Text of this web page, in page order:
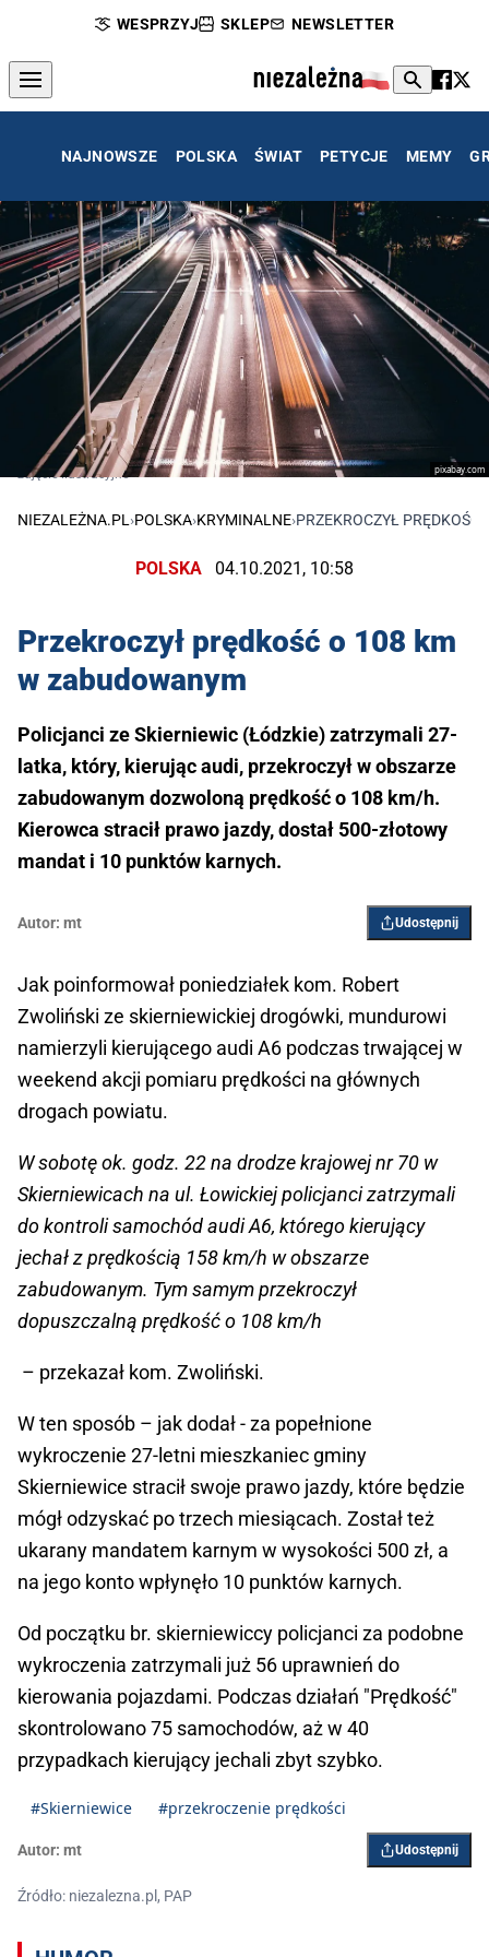
WESPRZYJ SKLEP NEWSLETTER
NAJNOWSZE POLSKA ŚWIAT PETYCJE MEMY
pixabay.com
zdjęcie ilustracyjne
NIEZALEŻNA.PL ›POLSKA›KRYMINALNE›PRZEKROCZYŁ
POLSKA 04.10.2021, 10:58
Przekroczył prędkość o 108 km
w zabudowanym
Policjanci ze Skierniewic (Łódzkie) zatrzymali 27-
latka, który, kierując audi, przekroczył w obszarze
zabudowanym dozwoloną prędkość o 108 km/h.
Kierowca stracił prawo jazdy, dostał 500-złotowy
mandat i 10 punktów karnych.
Autor: mt Udostępnij
Jak poinformował poniedziałek kom. Robert
Zwoliński ze skierniewickiej drogówki, mundurowi
namierzyli kierującego audi A6 podczas trwającej w
weekend akcji pomiaru prędkości na głównych
drogach powiatu.
W sobotę ok. godz. 22 na drodze krajowej nr 70 w
Skierniewicach na ul. Łowickiej policjanci zatrzymali
do kontroli samochód audi A6, którego kierujący
jechał z prędkością 158 km/h w obszarze
zabudowanym. Tym samym przekroczył
dopuszczalną prędkość o 108 km/h
– przekazał kom. Zwoliński.
W ten sposób – jak dodał - za popełnione
wykroczenie 27-letni mieszkaniec gminy
Skierniewice stracił swoje prawo jazdy, które będzie
mógł odzyskać po trzech miesiącach. Został też
ukarany mandatem karnym w wysokości 500 zł, a
na jego konto wpłynęło 10 punktów karnych.
Od początku br. skierniewiccy policjanci za podobne
wykroczenia zatrzymali już 56 uprawnień do
kierowania pojazdami. Podczas działań "Prędkość"
skontrolowano 75 samochodów, aż w 40
przypadkach kierujący jechali zbyt szybko.
#Skierniewice #przekroczenie prędkości
Autor: mt Udostępnij
Źródło: niezalezna.pl, PAP